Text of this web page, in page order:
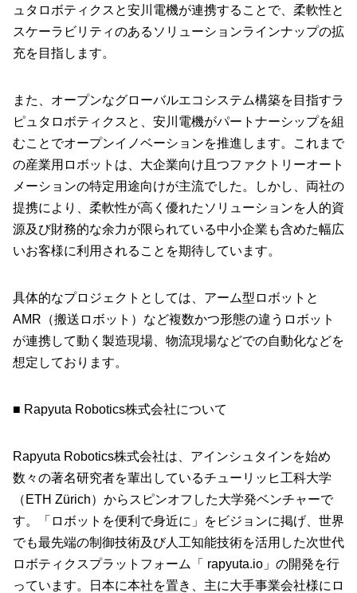
ュタロボティクスと安川電機が連携することで、柔軟性と
スケーラビリティのあるソリューションラインナップの拡
充を目指します。
また、オープンなグローバルエコシステム構築を目指すラ
ピュタロボティクスと、安川電機がパートナーシップを組
むことでオープンイノベーションを推進します。これまで
の産業用ロボットは、大企業向け且つファクトリーオート
メーションの特定用途向けが主流でした。しかし、両社の
提携により、柔軟性が高く優れたソリューションを人的資
源及び財務的な余力が限られている中小企業も含めた幅広
いお客様に利用されることを期待しています。
具体的なプロジェクトとしては、アーム型ロボットと
AMR（搬送ロボット）など複数かつ形態の違うロボット
が連携して動く製造現場、物流現場などでの自動化などを
想定しております。
■ Rapyuta Robotics株式会社について
Rapyuta Robotics株式会社は、アインシュタインを始め
数々の著名研究者を輩出しているチューリッヒ工科大学
（ETH Zürich）からスピンオフした大学発ベンチャーで
す。「ロボットを便利で身近に」をビジョンに掲げ、世界
でも最先端の制御技術及び人工知能技術を活用した次世代
ロボティクスプラットフォーム「 rapyuta.io」の開発を行
っています。日本に本社を置き、主に大手事業会社様にロ